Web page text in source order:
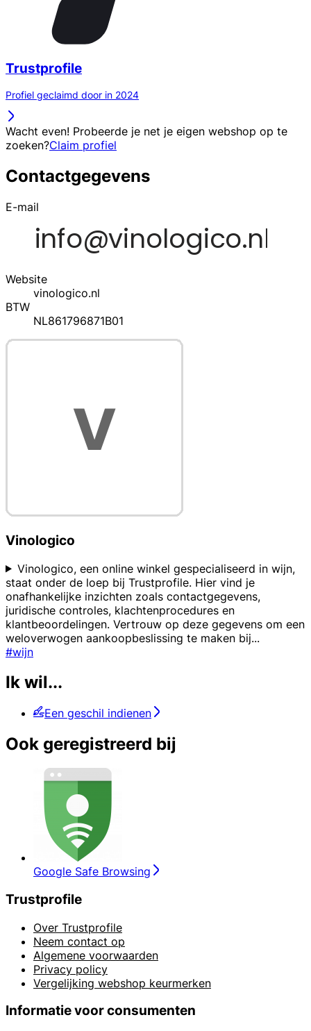
Trustprofile
Profiel geclaimd door in 2024
Wacht even! Probeerde je net je eigen webshop op te
zoeken?Claim profiel
Contactgegevens
E-mail
Website
vinologico.nl
BTW
NL861796871B01
Vinologico
Vinologico, een online winkel gespecialiseerd in wijn,
staat onder de loep bij Trustprofile. Hier vind je
onafhankelijke inzichten zoals contactgegevens,
juridische controles, klachtenprocedures en
klantbeoordelingen. Vertrouw op deze gegevens om een
weloverwogen aankoopbeslissing te maken bij...
#wijn
Ik wil...
Een geschil indienen
Ook geregistreerd bij
Google Safe Browsing
Trustprofile
Over Trustprofile
Neem contact op
Algemene voorwaarden
Privacy policy
Vergelijking webshop keurmerken
Informatie voor consumenten